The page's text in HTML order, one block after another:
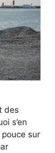
des
s’en
sur